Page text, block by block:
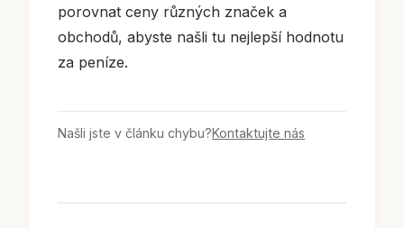
porovnat ceny různých značek a
obchodů, abyste našli tu nejlepší hodnotu
za peníze.
Našli jste v článku chybu?Kontaktujte nás